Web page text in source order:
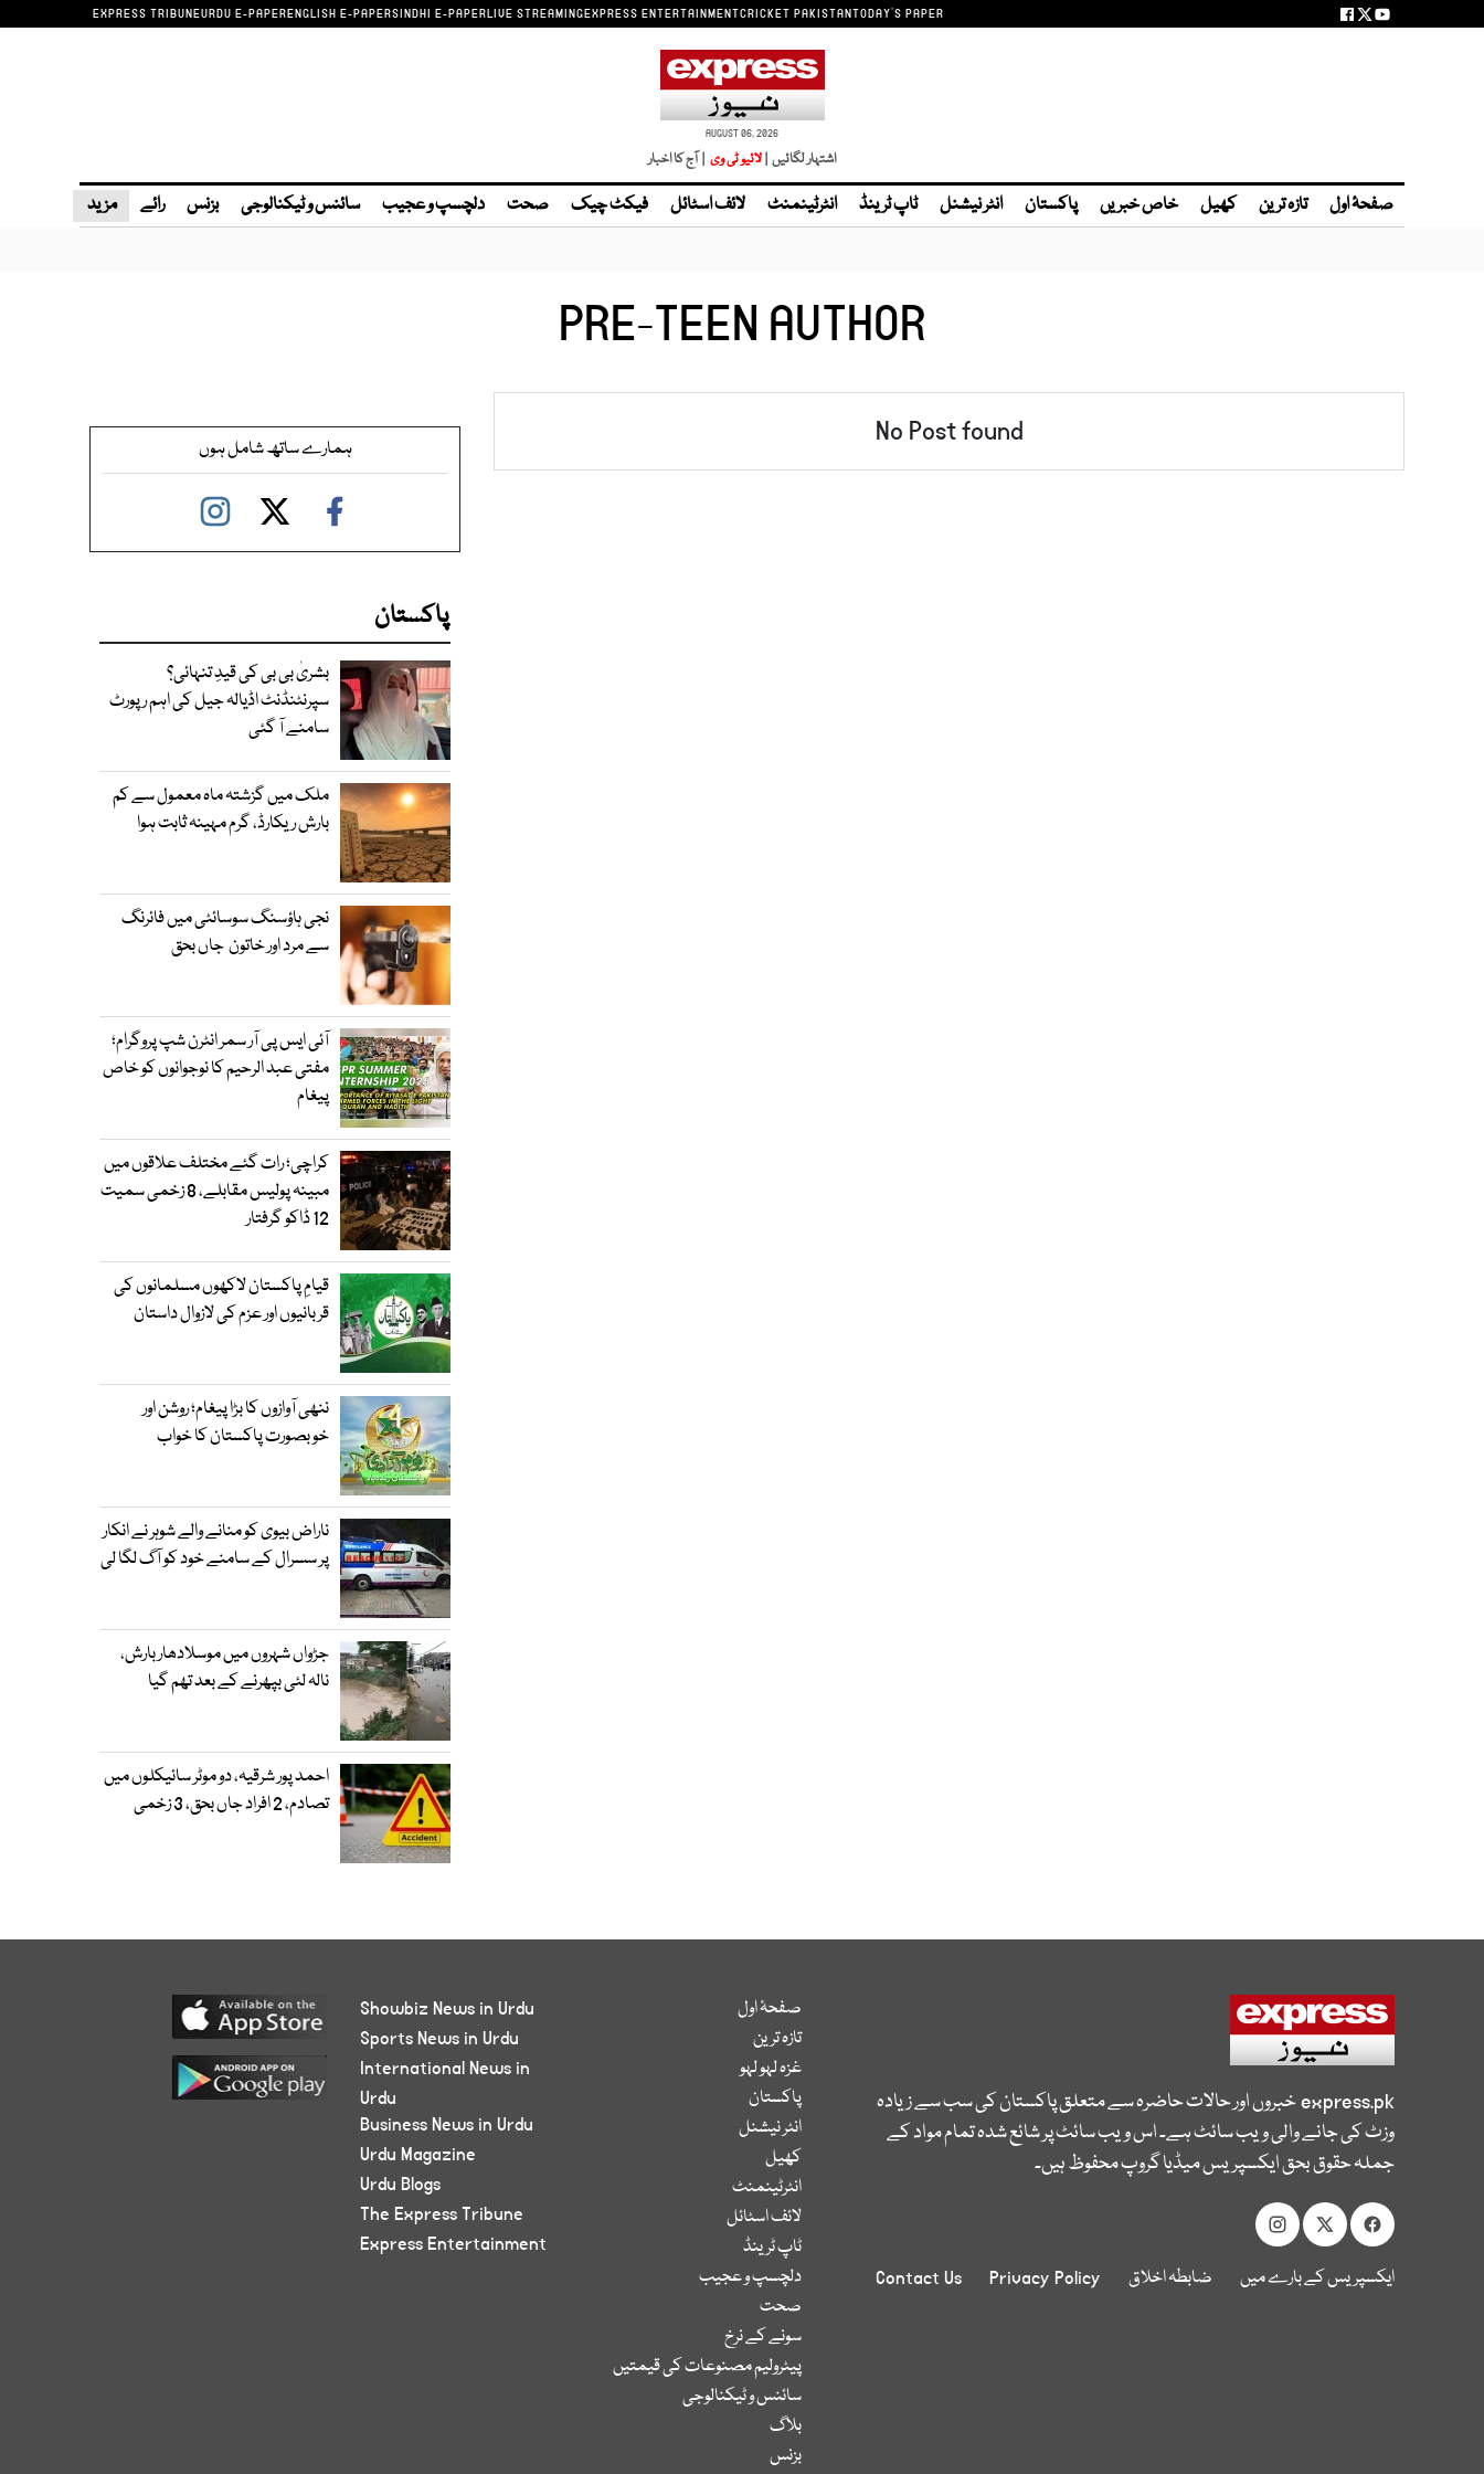
EXPRESS TRIBUNEURDU E-PAPERENGLISH E-PAPERSINDHI E-PAPERLIVE STREAMINGEXPRESS ENTERTAINMENTCRICKET PAKISTANTODAY'S PAPER
AUGUST 06, 2026
اشتہار لگائیں | | آج کا اخبار
صفحۂ اول تازہ ترین کھیل خاص خبریں پاکستان انٹر نیشنل ٹاپ ٹرینڈ انٹرٹینمنٹ لائف اسٹائل فیکٹ چیک صحت دلچسپ و عجیب سائنس و ٹیکنالوجی بزنس رائے مزید
PRE-TEEN AUTHOR
No Post found ہمارے ساتھ شامل ہوں
پاکستان
بشریٰ بی بی کی قیدِ تنہائی؟
سپرنٹنڈنٹ اڈیالہ جیل کی اہم رپورٹ
سامنے آ گئی
ملک میں گزشتہ ماہ معمول سے کم
بارش ریکارڈ، گرم مہینہ ثابت ہوا
نجی ہاؤسنگ سوسائٹی میں فائرنگ
سے مرد اور خاتون جاں بحق
آئی ایس پی آر سمر انٹرن شپ پروگرام؛
مفتی عبد الرحیم کا نوجوانوں کو خاص
پیغام
کراچی؛ رات گئے مختلف علاقوں میں
مبینہ پولیس مقابلے، 8 زخمی سمیت
12 ڈاکو گرفتار
قیامِ پاکستان لاکھوں مسلمانوں کی
قربانیوں اور عزم کی لازوال داستان
ننھی آوازوں کا بڑا پیغام؛ روشن اور
خوبصورت پاکستان کا خواب
ناراض بیوی کو منانے والے شوہر نے انکار
پر سسرال کے سامنے خود کو آگ لگا لی
جڑواں شہروں میں موسلادھار بارش،
نالہ لئی بپھرنے کے بعد تھم گیا
احمد پور شرقیہ، دو موٹر سائیکلوں میں
تصادم، 2 افراد جاں بحق، 3 زخمی
express.pkخبروں اور حالات حاضرہ سے متعلق پاکستان کی سب سے زیادہ
وزٹ کی جانے والی ویب سائٹ ہے۔ اس ویب سائٹ پر شائع شدہ تمام مواد کے
جملہ حقوق بحق ایکسپریس میڈیا گروپ محفوظ ہیں۔
ایکسپریس کے بارے میں ضابطہ اخلاق Privacy Policy
Contact Us
صفحۂ اول
تازہ ترین
غزہ لہو لہو
پاکستان
انٹر نیشنل
کھیل
انٹرٹینمنٹ
لائف اسٹائل
ٹاپ ٹرینڈ
دلچسپ و عجیب
صحت
سونے کے نرخ
پیٹرولیم مصنوعات کی قیمتیں
سائنس و ٹیکنالوجی
بلاگ
بزنس
Showbiz News in Urdu
Sports News in Urdu
International News in
Urdu
Business News in Urdu
Urdu Magazine
Urdu Blogs
The Express Tribune
Express Entertainment